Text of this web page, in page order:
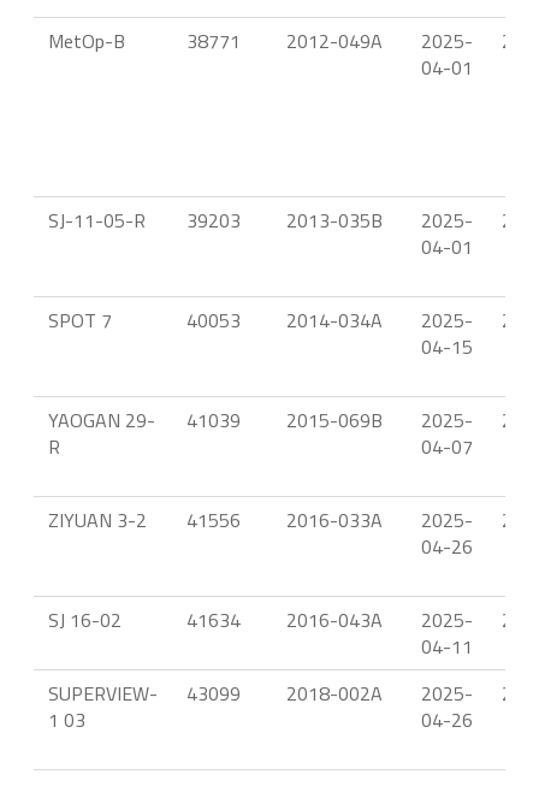
MetOp-B 38771 2012-049A
2025-
04-01
SJ-11-05-R 39203 2013-035B
2025-
04-01
SPOT 7 40053 2014-034A
2025-
04-15
YAOGAN 29-
R
41039 2015-069B
2025-
04-07
ZIYUAN 3-2 41556 2016-033A
2025-
04-26
SJ 16-02 41634 2016-043A
2025-
04-11
SUPERVIEW-
1 03
43099 2018-002A
2025-
04-26